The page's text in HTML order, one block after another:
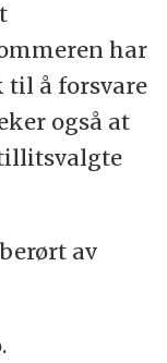
har
å forsvare
også at
av